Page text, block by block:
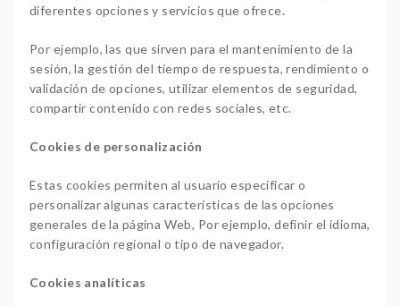
diferentes opciones y servicios que ofrece.
Por ejemplo, las que sirven para el mantenimiento de la
sesión, la gestión del tiempo de respuesta, rendimiento o
validación de opciones, utilizar elementos de seguridad,
compartir contenido con redes sociales, etc.
Cookies de personalización
Estas cookies permiten al usuario especificar o
personalizar algunas características de las opciones
generales de la página Web, Por ejemplo, definir el idioma,
configuración regional o tipo de navegador.
Cookies analíticas